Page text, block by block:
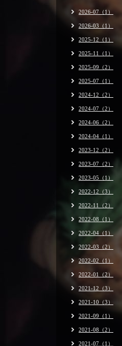
2026-07（1）
2026-03（1）
2025-12（1）
2025-11（1）
2025-09（2）
2025-07（1）
2024-12（2）
2024-07（2）
2024-06（2）
2024-04（1）
2023-12（2）
2023-07（2）
2023-05（1）
2022-12（3）
2022-11（2）
2022-08（1）
2022-04（1）
2022-03（2）
2022-02（1）
2022-01（2）
2021-12（3）
2021-10（3）
2021-09（1）
2021-08（2）
2021-07（1）